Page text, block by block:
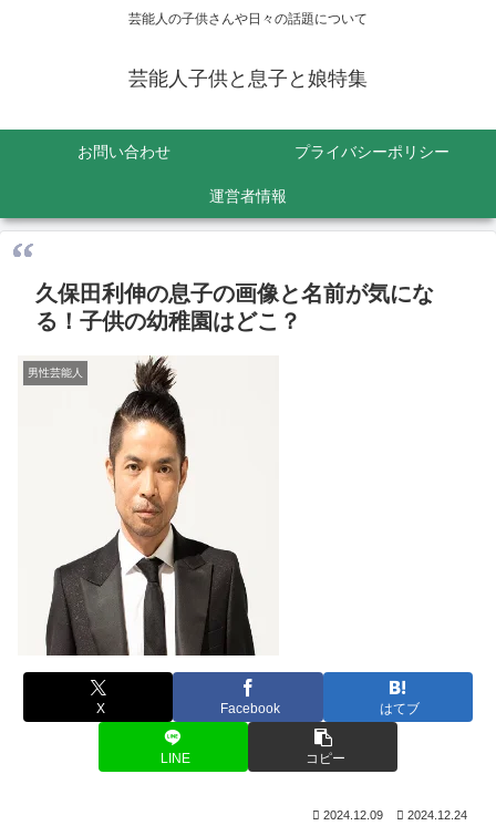
芸能人の子供さんや日々の話題について
芸能人子供と息子と娘特集
お問い合わせ プライバシーポリシー
運営者情報
久保田利伸の息子の画像と名前が気にな
る！子供の幼稚園はどこ？
男性芸能人
X Facebook はてブ
LINE コピー
2024.12.09 2024.12.24